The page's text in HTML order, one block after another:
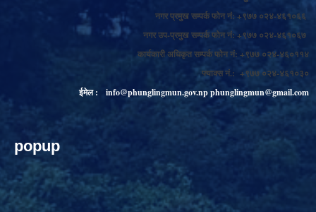
नगर प्रमुख सम्पर्क फोन नं: +९७७ ०२४-४६१०६६
नगर उप-प्रमुख सम्पर्क फोन नं: +९७७ ०२४-४६१०६७
कार्यकारी अधिकृत सम्पर्क फोन नं: +९७७ ०२४-४६०११४
फ्याक्स नं.: +९७७ ०२४-४६१०३०
ईमेल :
info@phunglingmun.gov.npphunglingmun@gmail.com
popup